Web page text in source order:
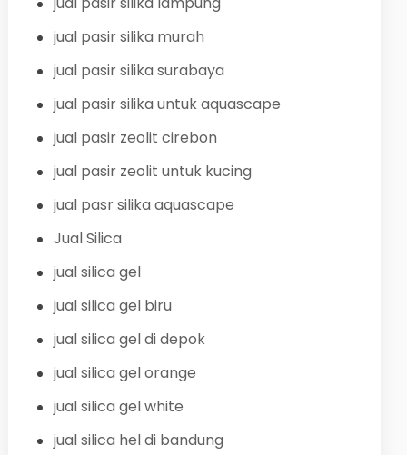
jual pasir silika murah
jual pasir silika surabaya
jual pasir silika untuk aquascape
jual pasir zeolit cirebon
jual pasir zeolit untuk kucing
jual pasr silika aquascape
Jual Silica
jual silica gel
jual silica gel biru
jual silica gel di depok
jual silica gel orange
jual silica gel white
jual silica hel di bandung